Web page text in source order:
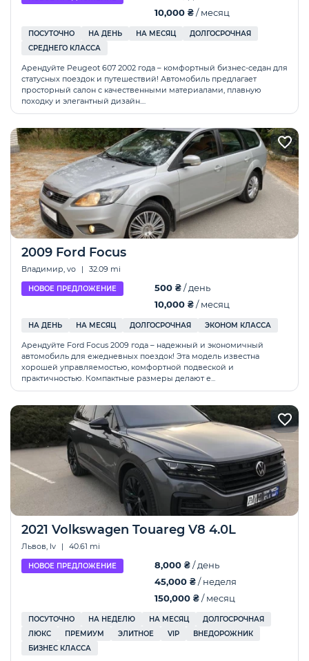
10,000 ₴/ месяц
ПОСУТОЧНО НА ДЕНЬ НА МЕСЯЦ
ДОЛГОСРОЧНАЯ
СРЕДНЕГО КЛАССА
Арендуйте Peugeot 607 2002 года – комфортный бизнес-седан для
статусных поездок и путешествий! Автомобиль предлагает
просторный салон с качественными материалами, плавную
походку и элегантный дизайн....
2009 Ford Focus
Владимир, vo | 32.09 mi
НОВОЕ ПРЕДЛОЖЕНИЕ 500 ₴/ день
10,000 ₴/ месяц
НА ДЕНЬ НА МЕСЯЦ ДОЛГОСРОЧНАЯ ЭКОНОМ КЛАССА
Арендуйте Ford Focus 2009 года – надежный и экономичный
автомобиль для ежедневных поездок! Эта модель известна
хорошей управляемостью, комфортной подвеской и
практичностью. Компактные размеры делают е...
2021 Volkswagen Touareg V8 4.0L
Львов, lv | 40.61 mi
НОВОЕ ПРЕДЛОЖЕНИЕ 8,000 ₴/ день
45,000 ₴/ неделя
150,000 ₴/ месяц
ПОСУТОЧНО НА НЕДЕЛЮ НА МЕСЯЦ
ДОЛГОСРОЧНАЯ
ЛЮКС
ПРЕМИУМ ЭЛИТНОЕ VIP
ВНЕДОРОЖНИК
БИЗНЕС КЛАССА